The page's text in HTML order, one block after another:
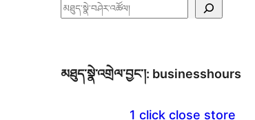
བཤེར་
མཐུད་སྣེ་འགྲེལ་བྱང་།: businesshours
1 click close store